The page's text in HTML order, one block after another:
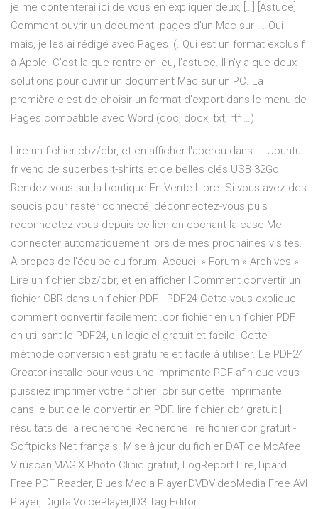
je me contenterai ici de vous en expliquer deux, […] [Astuce]
Comment ouvrir un document .pages d’un Mac sur ... Oui
mais, je les ai rédigé avec Pages :(. Qui est un format exclusif
à Apple. C’est la que rentre en jeu, l’astuce. Il n’y a que deux
solutions pour ouvrir un document Mac sur un PC. La
première c’est de choisir un format d’export dans le menu de
Pages compatible avec Word (doc, docx, txt, rtf …)
Lire un fichier cbz/cbr, et en afficher l'apercu dans ... Ubuntu-
fr vend de superbes t-shirts et de belles clés USB 32Go
Rendez-vous sur la boutique En Vente Libre. Si vous avez des
soucis pour rester connecté, déconnectez-vous puis
reconnectez-vous depuis ce lien en cochant la case Me
connecter automatiquement lors de mes prochaines visites.
À propos de l'équipe du forum. Accueil » Forum » Archives »
Lire un fichier cbz/cbr, et en afficher l Comment convertir un
fichier CBR dans un fichier PDF - PDF24 Cette vous explique
comment convertir facilement .cbr fichier en un fichier PDF
en utilisant le PDF24, un logiciel gratuit et facile. Cette
méthode conversion est gratuire et facile à utiliser. Le PDF24
Creator installe pour vous une imprimante PDF afin que vous
puissiez imprimer votre fichier .cbr sur cette imprimante
dans le but de le convertir en PDF. lire fichier cbr gratuit |
résultats de la recherche Recherche lire fichier cbr gratuit -
Softpicks Net français. Mise à jour du fichier DAT de McAfee
Viruscan,MAGIX Photo Clinic gratuit, LogReport Lire,Tipard
Free PDF Reader, Blues Media Player,DVDVideoMedia Free AVI
Player, DigitalVoicePlayer,ID3 Tag Editor